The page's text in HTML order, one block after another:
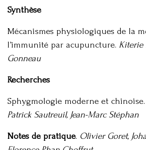
Synthèse
Mécanismes physiologiques de la
l’immunité par acupuncture. Kiterie
Gonneau
Recherches
Sphygmologie moderne et chinoise.
Patrick Sautreuil, Jean-Marc Stéphan
Notes de pratique. Olivier Goret,